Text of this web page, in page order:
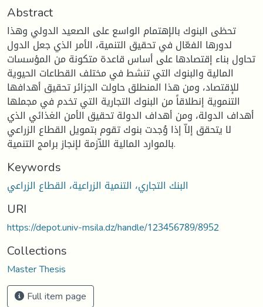
Abstract
تحظى البنوك بالإهتمام الواسع على الصعيد الدولي وهذا
لدورها الفعّال في تحقيق التنمية، الأمر الذي جعل الدول
تحاول بناء إقتصادها على أساس قاعدة متكونة من المؤسسات
المالية والبنوك التي تنشط في مختلف القطاعات الحيوية
للإقتصاد، ومن هذا المنطلق حاولت الجزائر تحقيق أهدافها
التنموية إنطلاقاً من البنوك التجارية التي تخدم في مجملها
أهداف الدولة، ومن أهداف الدولة تحقيق الأمن الغذائي الذي
لا يتحقق إلاّ إذا وُجدت بنوك تقوم بتمويل القطاع الزراعي
بالموارد المالية اللاّزمة لإنجاز برامج التنمية.
Keywords
البنك التجاري، التنمية الزراعية، القطاع الزراعي
URI
https://depot.univ-msila.dz/handle/123456789/8952
Collections
Master Thesis
Full item page